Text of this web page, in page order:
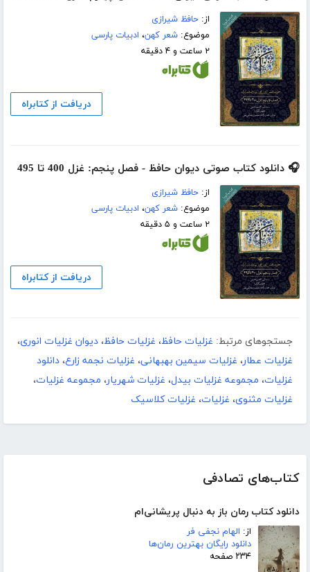
کتاب‌های تصادفی
دانلود کتاب رمان باز به دنبال پریشانی‌ام
از: الهام نجفی فر
دانلود رایگان بهترین رمان‌ها
۲۳۴ صفحه
از:حافظ شیرازی
موضوع:شعر کهن، ادبیات پارسی
۲ ساعت و ۴ دقیقه
دریافت از کتابراه
🎧 دانلود کتاب صوتی دیوان حافظ - فصل پنجم: غزل 400 تا 495
از:حافظ شیرازی
موضوع:شعر کهن، ادبیات پارسی
۲ ساعت و ۵ دقیقه
دریافت از کتابراه
جستجوهای مرتبط: غزلیات حافظ، غزلیات حافظ، دیوان غزلیات انوری،
غزلیات عطار، غزلیات سیمین بهبهانی، غزلیات نجمه زارع، دانلود
غزلیات، مجموعه غزلیات بیدل، غزلیات شهریار، مجموعه غزلیات،
غزلیات مثنوی، غزلیات، غزلیات کلاسیک